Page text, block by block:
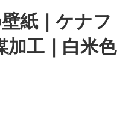
紙｜ケナフ
加工｜白米色